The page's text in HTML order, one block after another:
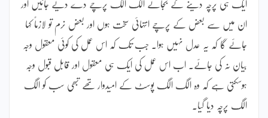
ایک ہی پرچہ دینے کے بجائے الگ الگ پرچے دے دیے جائیں اور
ان میں سے بعض کے پرچے انتہائی سخت ہوں اور بعض نرم تو لازماً کہا
جائے گا کہ یہ عدل نہیں ہوا۔ جب تک کہ اس عمل کی کوئی معقول وجہ
بیان نہ کی جائے۔ اب اس عمل کی ایک ہی معقول اور قابل قبول وجہ
ہوسکتی ہے کہ وہ الگ الگ پوسٹ کے امیدوار تھے تبھی سب کو الگ
الگ پرچہ دیا گیا۔